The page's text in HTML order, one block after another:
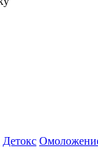
Детокс